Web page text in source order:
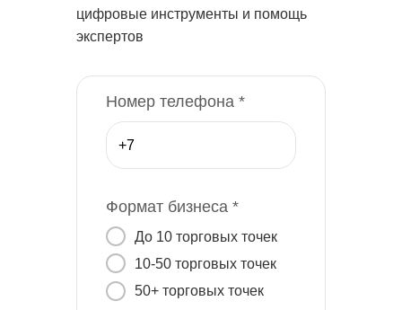
Номер телефона *
Формат бизнеса *
До 10 торговых точек
10-50 торговых точек
50+ торговых точек
цифровые инструменты и помощь
экспертов